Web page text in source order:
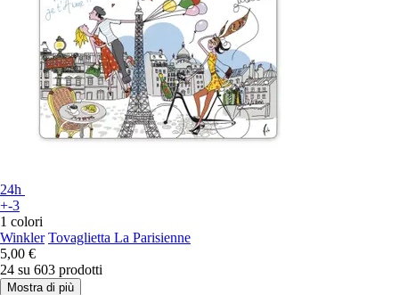
24h
+-3
1 colori
Winkler Tovaglietta La Parisienne
5,00 €
24 su 603 prodotti
Mostra di più